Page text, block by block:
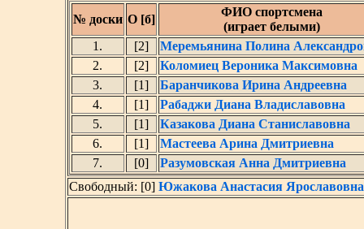
№ доски О [б]
ФИО спортсмена
(играет белыми)
1.
[2]
Меремьянина Полина
2.
[2]
Коломиец Вероника Максимовна
3.
[1]
Баранчикова Ирина Андреевна
4.
[1]
Рабаджи Диана Владиславовна
5.
[1]
Казакова Диана Станиславовна
6.
[1]
Мастеева Арина Дмитриевна
7.
[0]
Разумовская Анна Дмитриевна
Свободный: [0] Южакова Анастасия Ярославовна